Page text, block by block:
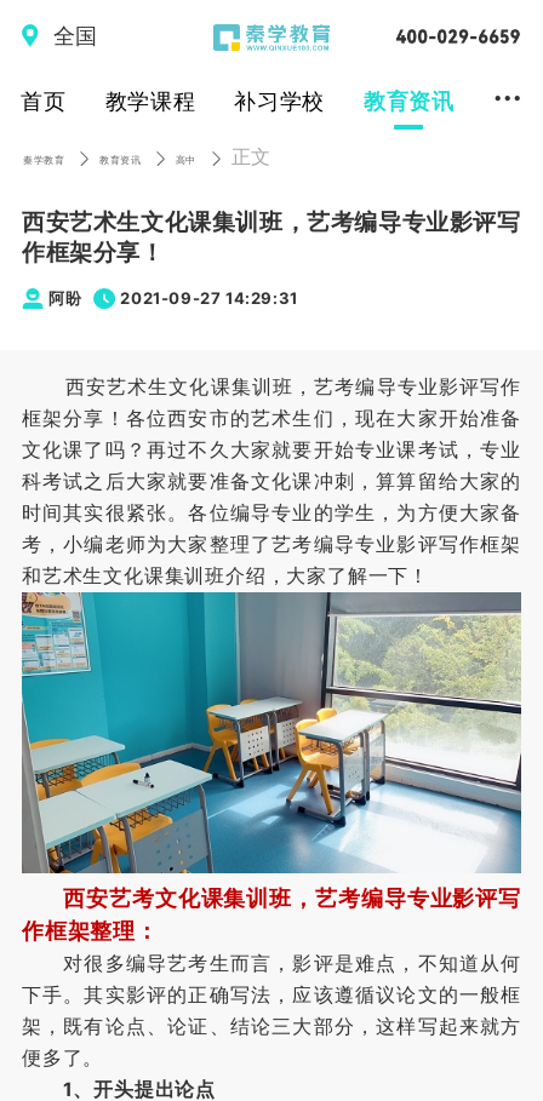
全国
首页 教学课程 补习学校 教育资讯 ...
秦学教育 教育资讯 高中 正文
西安艺术生文化课集训班，艺考编导专业影评写
作框架分享！
阿盼 2021-09-27 14:29:31
西安艺术生文化课集训班，艺考编导专业影评写作
框架分享！各位西安市的艺术生们，现在大家开始准备
文化课了吗？再过不久大家就要开始专业课考试，专业
科考试之后大家就要准备文化课冲刺，算算留给大家的
时间其实很紧张。各位编导专业的学生，为方便大家备
考，小编老师为大家整理了艺考编导专业影评写作框架
和艺术生文化课集训班介绍，大家了解一下！
西安艺考文化课集训班，艺考编导专业影评写
作框架整理：
对很多编导艺考生而言，影评是难点，不知道从何
下手。其实影评的正确写法，应该遵循议论文的一般框
架，既有论点、论证、结论三大部分，这样写起来就方
便多了。
1、开头提出论点